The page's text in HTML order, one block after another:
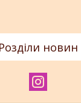
Розділи новин